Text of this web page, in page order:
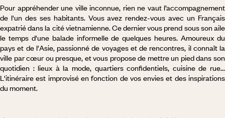
Pour appréhender une ville inconnue, rien ne vaut l’accompagnement
de l'un des ses habitants. Vous avez rendez-vous avec un Français
expatrié dans la cité vietnamienne. Ce dernier vous prend sous son aile
le temps d'une balade informelle de quelques heures. Amoureux du
pays et de l'Asie, passionné de voyages et de rencontres, il connaît la
ville par cœur ou presque, et vous propose de mettre un pied dans son
quotidien : lieux à la mode, quartiers confidentiels, cuisine de rue...
L'itinéraire est improvisé en fonction de vos envies et des inspirations
du moment.